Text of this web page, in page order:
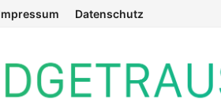
Datenschutz